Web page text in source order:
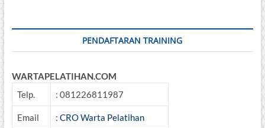
PENDAFTARAN TRAINING
WARTAPELATIHAN.COM
Telp.
: 081226811987
Email : CRO Warta Pelatihan